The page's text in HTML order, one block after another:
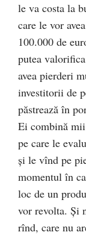
le va costa la
care le vor
100.000 de
putea
avea pierderi
investitorii de
păstrează în
Ei combină
pe care le
și le vînd pe
momentul în
loc de un
vor revolta. Și
rînd, care nu